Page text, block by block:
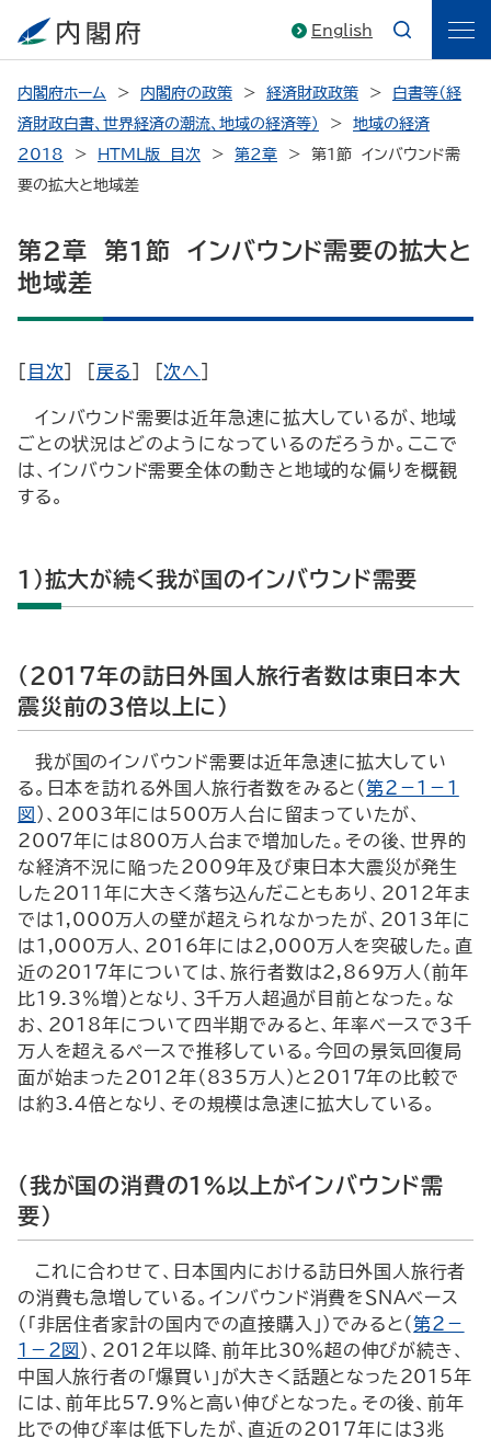
English
内閣府ホーム 内閣府の政策 経済財政政策
白書等（経
済財政白書、世界経済の潮流、地域の経済等）
地域の経済
2018
HTML版 目次 第2章
第1節 インバウンド需
要の拡大と地域差
第2章 第1節 インバウンド需要の拡大と
地域差
目次 戻る ] [次へ
インバウンド需要は近年急速に拡大しているが、地域
ごとの状況はどのようになっているのだろうか。ここで
は、インバウンド需要全体の動きと地域的な偏りを概観
する。
１）拡大が続く我が国のインバウンド需要
（2017年の訪日外国人旅行者数は東日本大
震災前の３倍以上に）
我が国のインバウンド需要は近年急速に拡大してい
る。日本を訪れる外国人旅行者数をみると（第２－１－１
図 ）、2003年には500万人台に留まっていたが、
2007年には800万人台まで増加した。その後、世界的
な経済不況に陥った2009年及び東日本大震災が発生
した2011年に大きく落ち込んだこともあり、2012年ま
では1,000万人の壁が超えられなかったが、2013年に
は1,000万人、2016年には2,000万人を突破した。直
近の2017年については、旅行者数は2,869万人（前年
比19.3％増）となり、３千万人超過が目前となった。な
お、2018年について四半期でみると、年率ベースで３千
万人を超えるペースで推移している。今回の景気回復局
面が始まった2012年（835万人）と2017年の比較で
は約3.4倍となり、その規模は急速に拡大している。
（我が国の消費の１％以上がインバウンド需
要）
これに合わせて、日本国内における訪日外国人旅行者
の消費も急増している。インバウンド消費をＳＮＡベース
（「非居住者家計の国内での直接購入」）でみると（第２－
１－２図 ）、2012年以降、前年比30％超の伸びが続き、
中国人旅行者の「爆買い」が大きく話題となった2015年
には、前年比57.9％と高い伸びとなった。その後、前年
比での伸び率は低下したが、直近の2017年には３兆